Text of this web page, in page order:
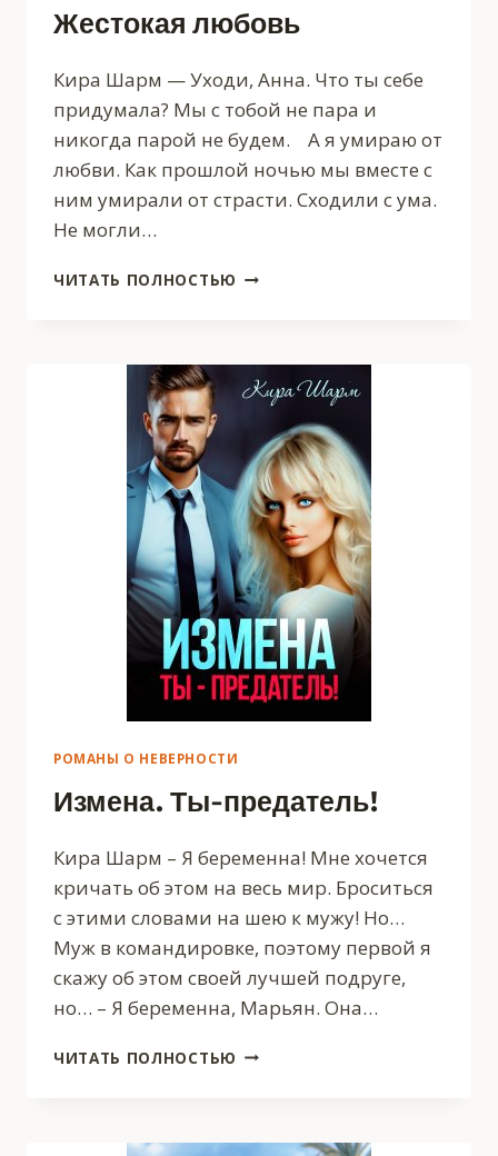
Жестокая любовь
Кира Шарм — Уходи, Анна. Что ты себе
придумала? Мы с тобой не пара и
никогда парой не будем. А я умираю от
любви. Как прошлой ночью мы вместе с
ним умирали от страсти. Сходили с ума.
Не могли…
ЧИТАТЬ ПОЛНОСТЬЮ ЖЕСТОКАЯ
РОМАНЫ О НЕВЕРНОСТИ
Измена. Ты-предатель!
Кира Шарм – Я беременна! Мне хочется
кричать об этом на весь мир. Броситься
с этими словами на шею к мужу! Но…
Муж в командировке, поэтому первой я
скажу об этом своей лучшей подруге,
но… – Я беременна, Марьян. Она…
ЧИТАТЬ ПОЛНОСТЬЮ ИЗМЕНА.